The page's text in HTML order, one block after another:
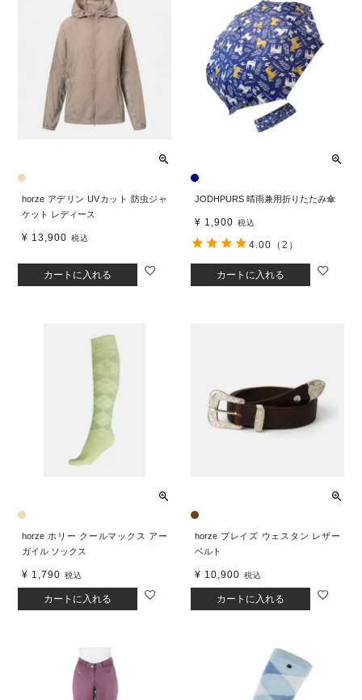
horze アデリン UVカット 防虫ジャ
ケット レディース
¥ 13,900 税込
カートに入れる
JODHPURS 晴雨兼用折りたたみ傘
¥ 1,900 税込
カートに入れる
4.00 （2）
horze ホリー クールマックス アー
ガイル ソックス
¥ 1,790 税込
カートに入れる
horze ブレイズ ウェスタン レザー
ベルト
¥ 10,900 税込
カートに入れる